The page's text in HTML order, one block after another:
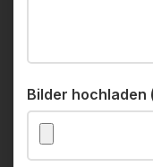
Bilder hochladen